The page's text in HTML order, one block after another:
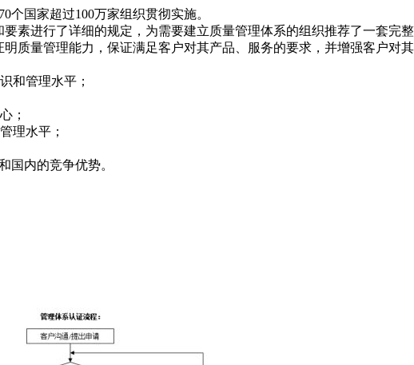
个国家超过100万家组织贯彻实施。
素进行了详细的规定，为需要建立质量管理体系的组织推荐了一套完
质量管理能力，保证满足客户对其产品、服务的要求，并增强客户对
和管理水平；
；
理水平；
国内的竞争优势。